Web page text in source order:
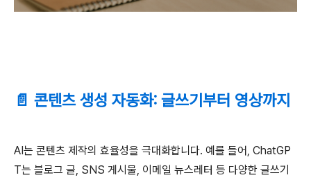
📄 콘텐츠 생성 자동화: 글쓰기부터 영상까지
AI는 콘텐츠 제작의 효율성을 극대화합니다. 예를 들어, ChatGP
T는 블로그 글, SNS 게시물, 이메일 뉴스레터 등 다양한 글쓰기